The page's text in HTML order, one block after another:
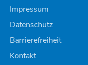
Impressum
Datenschutz
Barrierefreiheit
Kontakt